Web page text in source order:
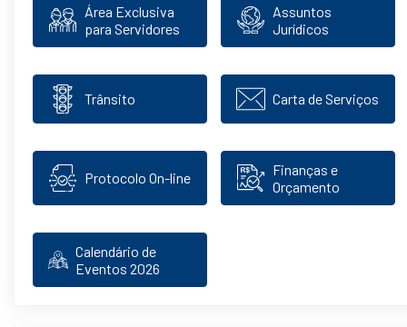
Área Exclusiva
para Servidores
Assuntos
Jurídicos
Trânsito Carta de Serviços
Protocolo On-line
Finanças e
Orçamento
Calendário de
Eventos 2026